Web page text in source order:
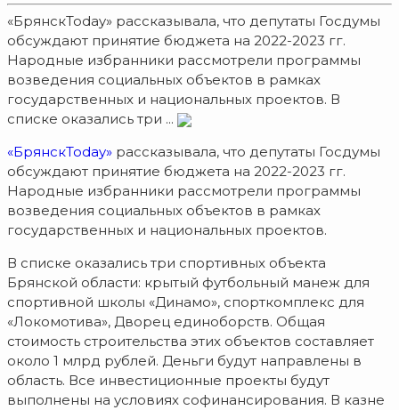
«БрянскToday» рассказывала, что депутаты Госдумы
обсуждают принятие бюджета на 2022-2023 гг.
Народные избранники рассмотрели программы
возведения социальных объектов в рамках
государственных и национальных проектов. В
списке оказались три ...
«БрянскToday» рассказывала, что депутаты Госдумы
обсуждают принятие бюджета на 2022-2023 гг.
Народные избранники рассмотрели программы
возведения социальных объектов в рамках
государственных и национальных проектов.
В списке оказались три спортивных объекта
Брянской области: крытый футбольный манеж для
спортивной школы «Динамо», спорткомплекс для
«Локомотива», Дворец единоборств. Общая
стоимость строительства этих объектов составляет
около 1 млрд рублей. Деньги будут направлены в
область. Все инвестиционные проекты будут
выполнены на условиях софинансирования. В казне